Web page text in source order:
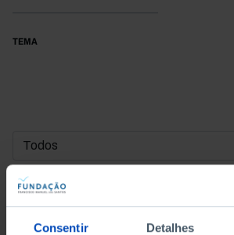
Consentir Detalhes
TEMA
DATA DE INÍCIO
DATA DE FIM